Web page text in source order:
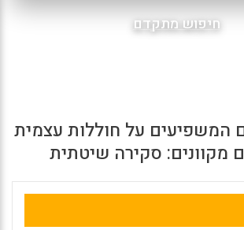
חיפוש מתקדם
המשפיעים על חוללות עצמית
מקוונים: סקירה שיטתית